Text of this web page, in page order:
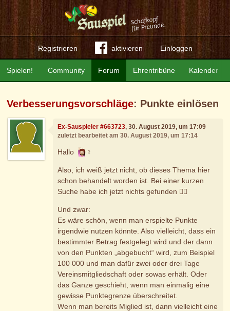
Registrieren aktivieren Einloggen
Community Forum Ehrentribüne Kalender
Spielen!
Verbesserungsvorschläge: Punkte einlösen
Ex-Sauspieler #663723, 30. August 2019, um 17:09
zuletzt bearbeitet am 30. August 2019, um 17:14
Hallo ‍♀️
Also, ich weiß jetzt nicht, ob dieses Thema hier
schon behandelt worden ist. Bei einer kurzen
Suche habe ich jetzt nichts gefunden 🤷‍♀️
Und zwar:
Es wäre schön, wenn man erspielte Punkte
irgendwie nutzen könnte. Also vielleicht, dass ein
bestimmter Betrag festgelegt wird und der dann
von den Punkten „abgebucht“ wird, zum Beispiel
100 000 und man dafür zwei oder drei Tage
Vereinsmitgliedschaft oder sowas erhält. Oder
das Ganze geschieht, wenn man einmalig eine
gewisse Punktegrenze überschreitet.
Wenn man bereits Miglied ist, dann vielleicht eine